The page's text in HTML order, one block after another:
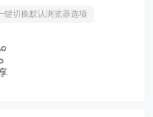
键切换默认浏览器选项